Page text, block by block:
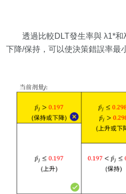
透過比較DLT發生率與 λ1*
下降/保持，可以使決策錯誤率最